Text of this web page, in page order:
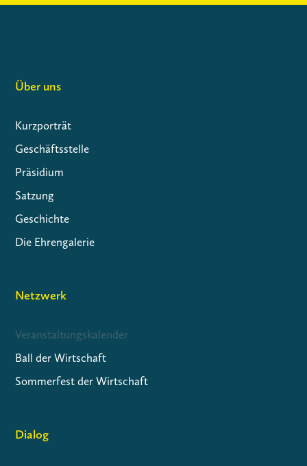
Über uns
Kurzporträt
Geschäftsstelle
Präsidium
Satzung
Geschichte
Die Ehrengalerie
Netzwerk
Veranstaltungskalender
Ball der Wirtschaft
Sommerfest der Wirtschaft
Dialog